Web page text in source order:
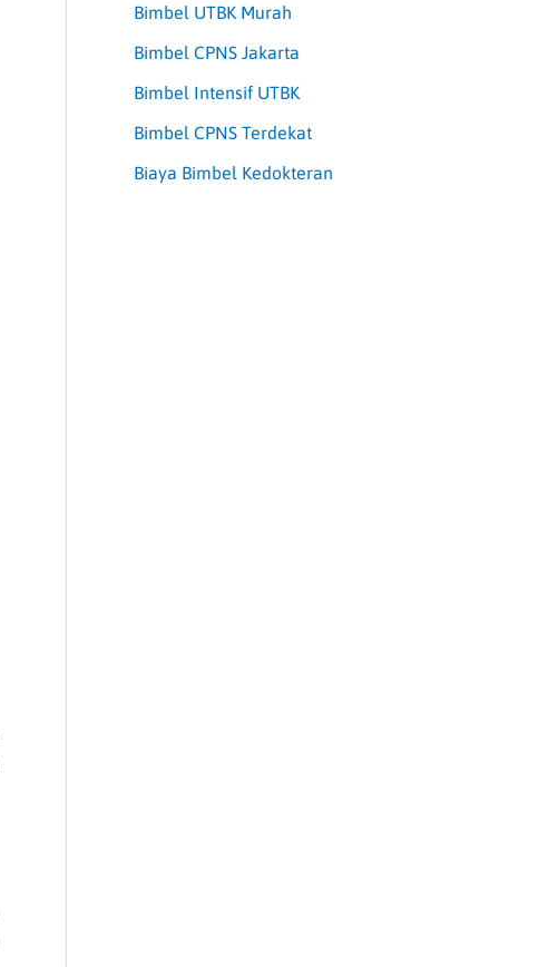
Bimbel UTBK Murah
Bimbel CPNS Jakarta
Bimbel Intensif UTBK
Bimbel CPNS Terdekat
Biaya Bimbel Kedokteran